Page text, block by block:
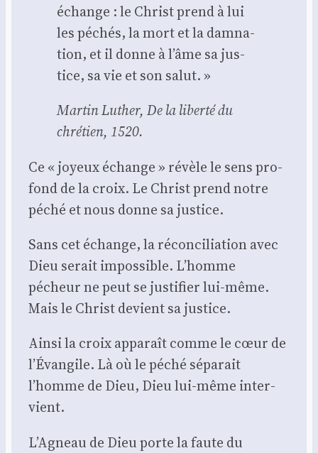
échange : le Christ prend à lui
les péchés, la mort et la dam­na­
tion, et il donne à l’âme sa jus­
tice, sa vie et son salut. »
Mar­tin Luther, De la liber­té du
chré­tien, 1520.
Ce « joyeux échange » révèle le sens pro­
fond de la croix. Le Christ prend notre
péché et nous donne sa jus­tice.
Sans cet échange, la récon­ci­lia­tion avec
Dieu serait impos­sible. L’homme
pécheur ne peut se jus­ti­fier lui-même.
Mais le Christ devient sa jus­tice.
Ain­si la croix appa­raît comme le cœur de
l’Évangile. Là où le péché sépa­rait
l’homme de Dieu, Dieu lui-même inter­
vient.
L’Agneau de Dieu porte la faute du